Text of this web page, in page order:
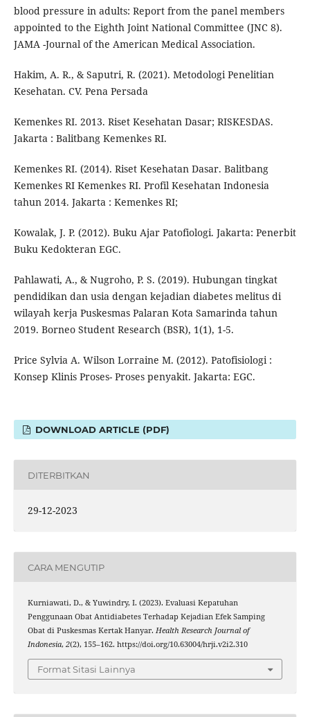
blood pressure in adults: Report from the panel members
appointed to the Eighth Joint National Committee (JNC 8).
JAMA -Journal of the American Medical Association.
Hakim, A. R., & Saputri, R. (2021). Metodologi Penelitian
Kesehatan. CV. Pena Persada
Kemenkes RI. 2013. Riset Kesehatan Dasar; RISKESDAS.
Jakarta : Balitbang Kemenkes RI.
Kemenkes RI. (2014). Riset Kesehatan Dasar. Balitbang
Kemenkes RI Kemenkes RI. Profil Kesehatan Indonesia
tahun 2014. Jakarta : Kemenkes RI;
Kowalak, J. P. (2012). Buku Ajar Patofiologi. Jakarta: Penerbit
Buku Kedokteran EGC.
Pahlawati, A., & Nugroho, P. S. (2019). Hubungan tingkat
pendidikan dan usia dengan kejadian diabetes melitus di
wilayah kerja Puskesmas Palaran Kota Samarinda tahun
2019. Borneo Student Research (BSR), 1(1), 1-5.
Price Sylvia A. Wilson Lorraine M. (2012). Patofisiologi :
Konsep Klinis Proses- Proses penyakit. Jakarta: EGC.
DOWNLOAD ARTICLE (PDF)
DITERBITKAN
29-12-2023
CARA MENGUTIP
Kurniawati, D., & Yuwindry, I. (2023). Evaluasi Kepatuhan
Penggunaan Obat Antidiabetes Terhadap Kejadian Efek Samping
Obat di Puskesmas Kertak Hanyar. Health Research Journal of
Indonesia, 2(2), 155–162. https://doi.org/10.63004/hrji.v2i2.310
Format Sitasi Lainnya